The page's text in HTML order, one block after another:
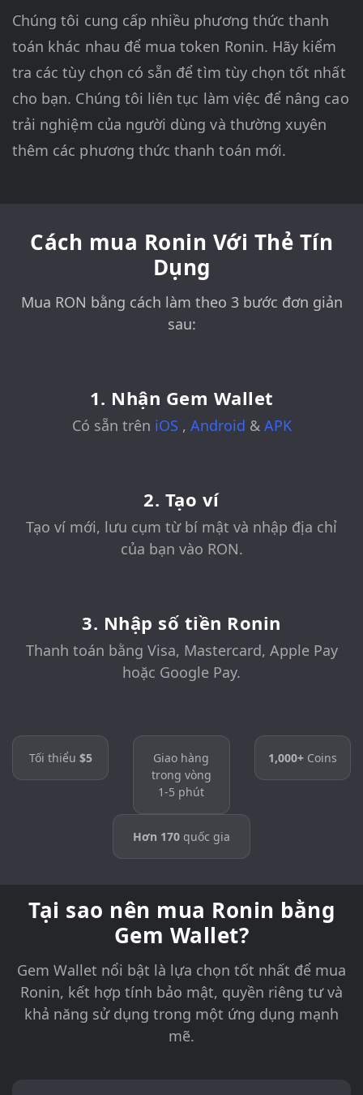
Chúng tôi cung cấp nhiều phương thức thanh
toán khác nhau để mua token Ronin. Hãy kiểm
tra các tùy chọn có sẵn để tìm tùy chọn tốt nhất
cho bạn. Chúng tôi liên tục làm việc để nâng cao
trải nghiệm của người dùng và thường xuyên
thêm các phương thức thanh toán mới.
Cách mua Ronin Với Thẻ Tín
Dụng
Mua RON bằng cách làm theo 3 bước đơn giản
sau:
1. Nhận Gem Wallet
Có sẵn trên iOS , Android & APK
2. Tạo ví
Tạo ví mới, lưu cụm từ bí mật và nhập địa chỉ
của bạn vào RON.
3. Nhập số tiền Ronin
Thanh toán bằng Visa, Mastercard, Apple Pay
hoặc Google Pay.
Tối thiểu $5
Giao hàng
trong vòng
1-5 phút
1,000+Coins
Hơn 170 quốc gia
Tại sao nên mua Ronin bằng
Gem Wallet?
Gem Wallet nổi bật là lựa chọn tốt nhất để mua
Ronin, kết hợp tính bảo mật, quyền riêng tư và
khả năng sử dụng trong một ứng dụng mạnh
mẽ.